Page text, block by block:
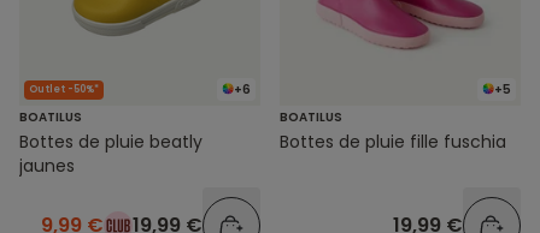
+6
Outlet -50%*
BOATILUS
Bottes de pluie beatly
jaunes
9,99 € 19,99 €
+5
BOATILUS
Bottes de pluie fille fuschia
19,99 €